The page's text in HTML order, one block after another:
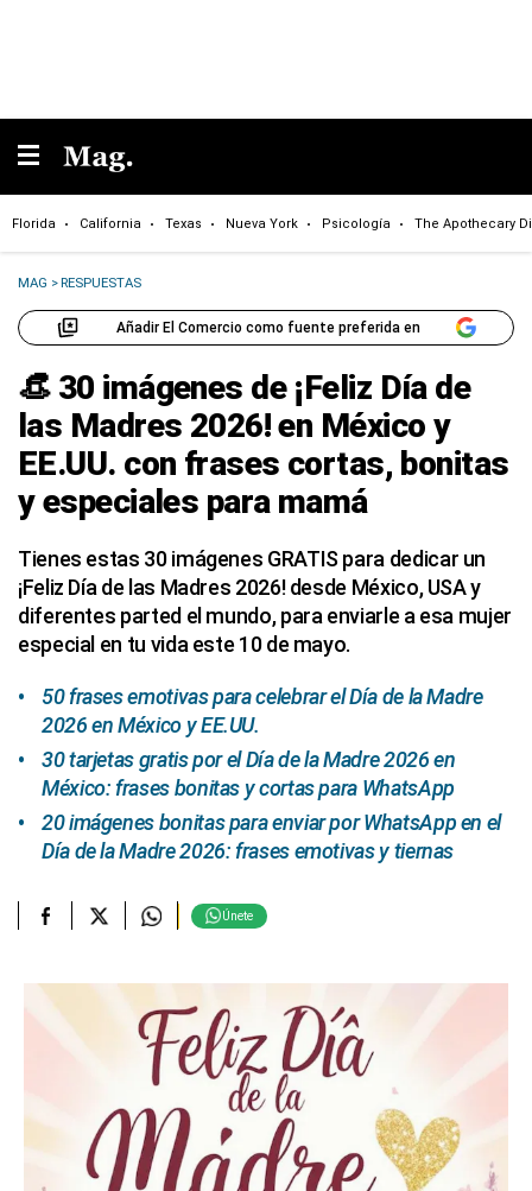
Florida California Texas Nueva York Psicología The Apothecary
MAG >RESPUESTAS
Añadir El Comercio como fuente preferida en
👒 30 imágenes de ¡Feliz Día de
las Madres 2026! en México y
EE.UU. con frases cortas, bonitas
y especiales para mamá
Tienes estas 30 imágenes GRATIS para dedicar un
¡Feliz Día de las Madres 2026! desde México, USA y
diferentes parted el mundo, para enviarle a esa mujer
especial en tu vida este 10 de mayo.
50 frases emotivas para celebrar el Día de la Madre
2026 en México y EE.UU.
30 tarjetas gratis por el Día de la Madre 2026 en
México: frases bonitas y cortas para WhatsApp
20 imágenes bonitas para enviar por WhatsApp en el
Día de la Madre 2026: frases emotivas y tiernas
Únete